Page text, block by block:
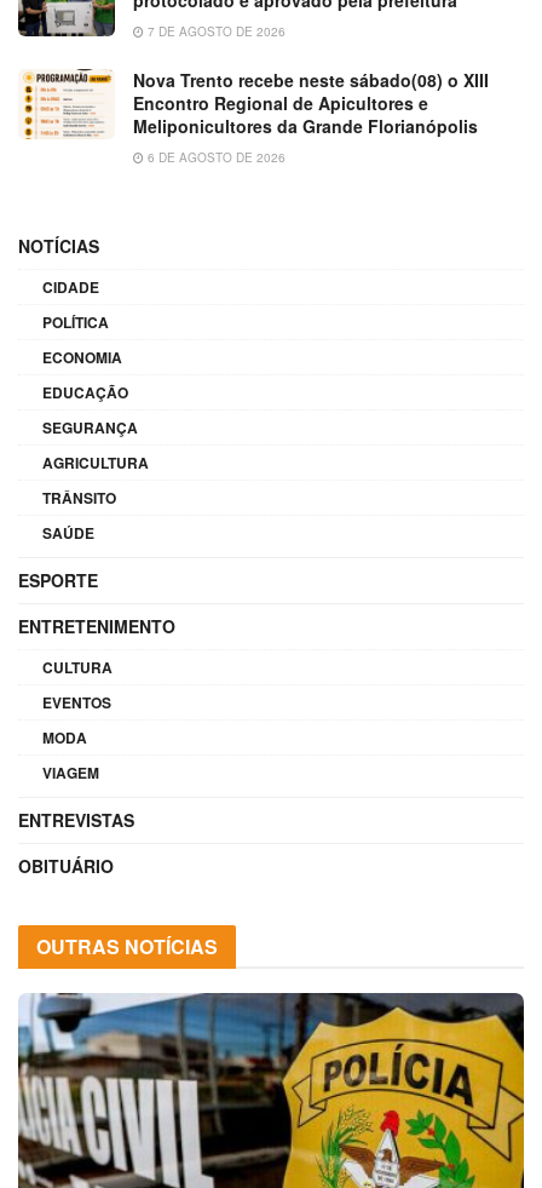
7 DE AGOSTO DE 2026
Nova Trento recebe neste sábado(08) o XIII
Encontro Regional de Apicultores e
Meliponicultores da Grande Florianópolis
6 DE AGOSTO DE 2026
NOTÍCIAS
CIDADE
POLÍTICA
ECONOMIA
EDUCAÇÃO
SEGURANÇA
AGRICULTURA
TRÂNSITO
SAÚDE
ESPORTE
ENTRETENIMENTO
CULTURA
EVENTOS
MODA
VIAGEM
ENTREVISTAS
OBITUÁRIO
OUTRAS NOTÍCIAS